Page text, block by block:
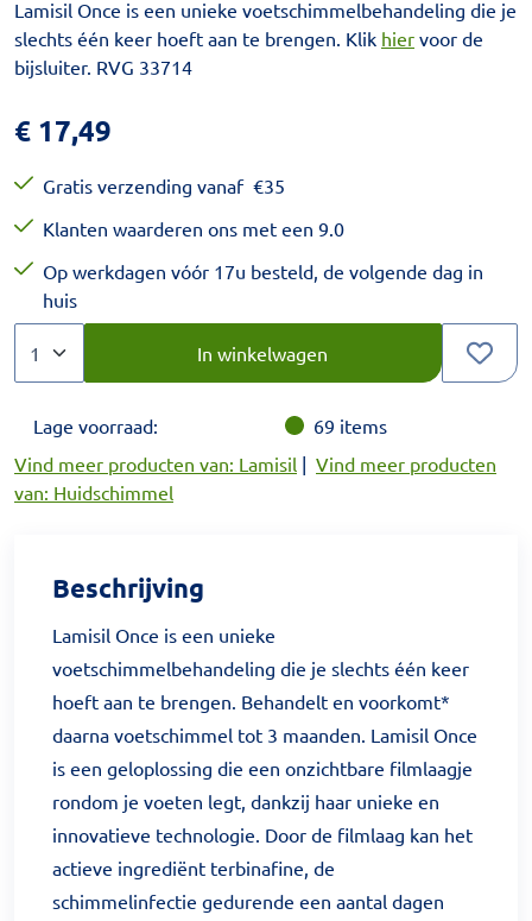
Lamisil Once is een unieke voetschimmelbehandeling die je
slechts één keer hoeft aan te brengen. Klik hier voor de
bijsluiter. RVG 33714
€ 17,49
Gratis verzending vanaf €35
Klanten waarderen ons met een 9.0
Op werkdagen vóór 17u besteld, de volgende dag in
huis
In winkelwagen
Lage voorraad: 69 items
Vind meer producten van: Lamisil | Vind meer producten
van: Huidschimmel
Beschrijving
Lamisil Once is een unieke
voetschimmelbehandeling die je slechts één keer
hoeft aan te brengen. Behandelt en voorkomt*
daarna voetschimmel tot 3 maanden. Lamisil Once
is een geloplossing die een onzichtbare filmlaagje
rondom je voeten legt, dankzij haar unieke en
innovatieve technologie. Door de filmlaag kan het
actieve ingrediënt terbinafine, de
schimmelinfectie gedurende een aantal dagen